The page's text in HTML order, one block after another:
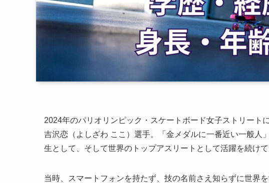
2024年のパリオリンピック・スケートボード女子ストリート
吉沢恋（よしざわ ここ）選手。「金メダルに一番近い一般人
生として、そして世界のトップアスリートとして活躍を続けて
当時、スマートフォンを持たず、技の名前さえ知らずに世界